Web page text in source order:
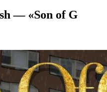
— «Son of G